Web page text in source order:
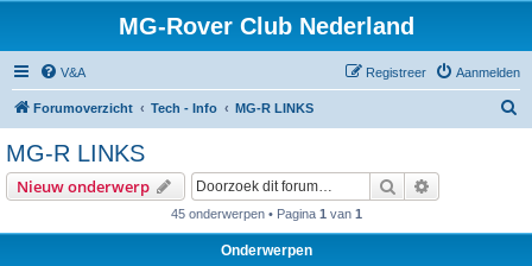
MG-Rover Club Nederland
V&A Aanmelden
Registreer
Forumoverzicht Tech - Info MG-R LINKS
MG-R LINKS
Nieuw onderwerp Zoek
45 onderwerpen • Pagina 1 van 1
Onderwerpen